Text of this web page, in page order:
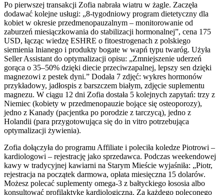
Po pierwszej transakcji Zofia nabrała wiatru w żagle. Zaczęła
dodawać kolejne usługi: „8-tygodniowy program dietetyczny dla
kobiet w okresie przedmenopauzalnym – monitorowanie od
zaburzeń miesiączkowania do stabilizacji hormonalnej”, cena 175
USD, łącząc wiedzę ESHRE o fitoestrogenach z polskiego
siemienia lnianego i produkty bogate w wapń typu twaróg. Użyła
Seller Assistant do optymalizacji opisu: „Zmniejszenie uderzeń
gorąca o 35–50% dzięki diecie przeciwzapalnej, lepszy sen dzięki
magnezowi z pestek dyni.” Dodała 7 zdjęć: wykres hormonów
przykładowy, jadłospis z barszczem białym, zdjęcie suplementu
magnezu. W ciągu 12 dni Zofia dostała 5 kolejnych zapytań: trzy z
Niemiec (kobiety w przedmenopauzie bojące się osteoporozy),
jedno z Kanady (pacjentka po porodzie z tarczycą), jedno z
Holandii (para przygotowująca się do in vitro potrzebująca
optymalizacji żywienia).
Zofia dołączyła do programu Affiliate i poleciła koledze Piotrowi –
kardiologowi – rejestrację jako sprzedawca. Podczas weekendowej
kawy w tradycyjnej kawiarni na Starym Mieście wyjaśniła: „Piotr,
rejestracja na początek darmowa, opłata miesięczna 15 dolarów.
Możesz polecać suplementy omega-3 z bałtyckiego łososia albo
konsultować profilaktykę kardiologiczną. Za każdego poleconego